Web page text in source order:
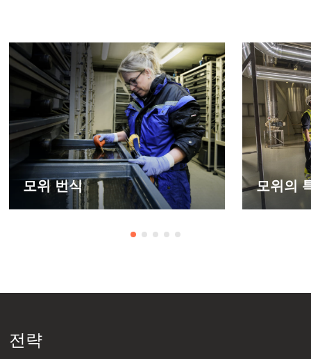
모위 번식 모위의
전략